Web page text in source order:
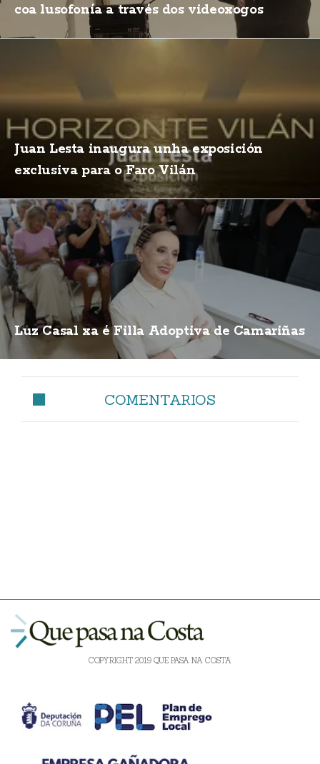
coa lusofonía a través dos videoxogos
Juan Lesta inaugura unha exposición
exclusiva para o Faro Vilán
Luz Casal xa é Filla Adoptiva de Camariñas
COMENTARIOS
COPYRIGHT 2019 QUE PASA NA COSTA